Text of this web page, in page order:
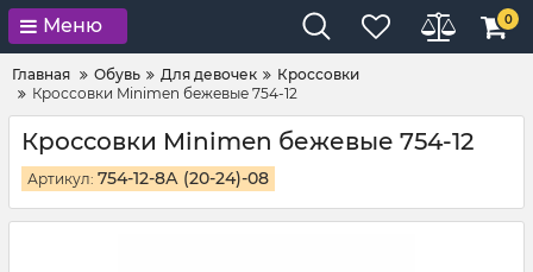
Меню 0
Главная Обувь Для девочек
Кроссовки
Кроссовки Minimen бежевые 754-12
Кроссовки Minimen бежевые 754-12
Артикул: 754-12-8А (20-24)-08